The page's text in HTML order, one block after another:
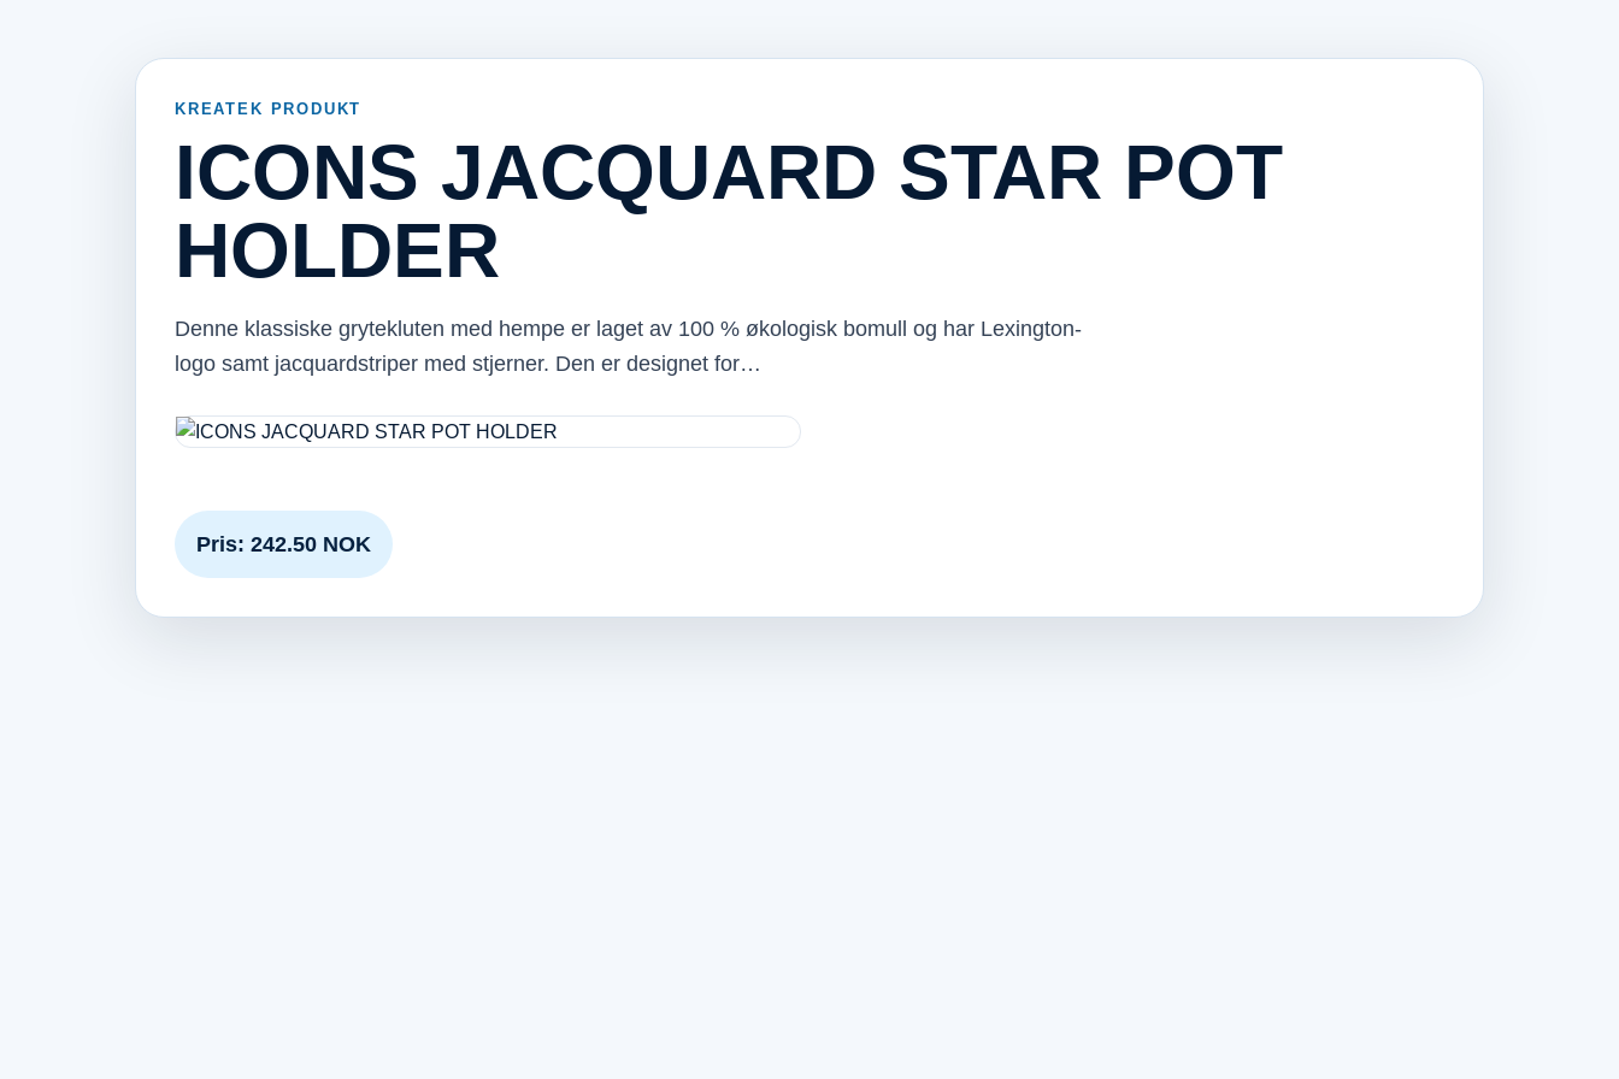
KREATEK PRODUKT
ICONS JACQUARD STAR POT
HOLDER
Denne klassiske grytekluten med hempe er laget av 100 % økologisk bomull og har Lexington-
logo samt jacquardstriper med stjerner. Den er designet for…
Pris: 242.50 NOK